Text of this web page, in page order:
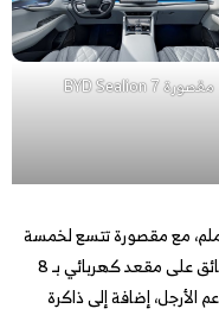
مقصورة BYD Sealion 7
السيارة على قاعدة عجلات بطول 2930 ملم، مع مقصورة تتسع لخمسة
ركاب، ومقاعد بكسوة من جلد نابا. ويحصل السائق على مقعد كهربائي بـ 8
وإطالة لدعم الأرجل، إضافة إلى ذاكرة